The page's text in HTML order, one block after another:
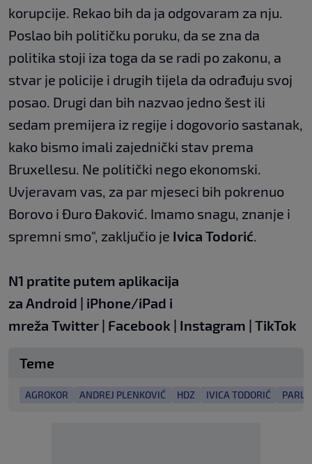
korupcije. Rekao bih da ja odgovaram za nju.
Poslao bih političku poruku, da se zna da
politika stoji iza toga da se radi po zakonu, a
stvar je policije i drugih tijela da odrađuju svoj
posao. Drugi dan bih nazvao jedno šest ili
sedam premijera iz regije i dogovorio sastanak,
kako bismo imali zajednički stav prema
Bruxellesu. Ne politički nego ekonomski.
Uvjeravam vas, za par mjeseci bih pokrenuo
Borovo i Đuro Đaković. Imamo snagu, znanje i
spremni smo", zaključio je Ivica Todorić.
N1 pratite putem aplikacija
za Android iPhone/iPad i
mreža Twitter Facebook Instagram TikTok
Teme
AGROKOR ANDREJ PLENKOVIĆ HDZ IVICA TODORIĆ